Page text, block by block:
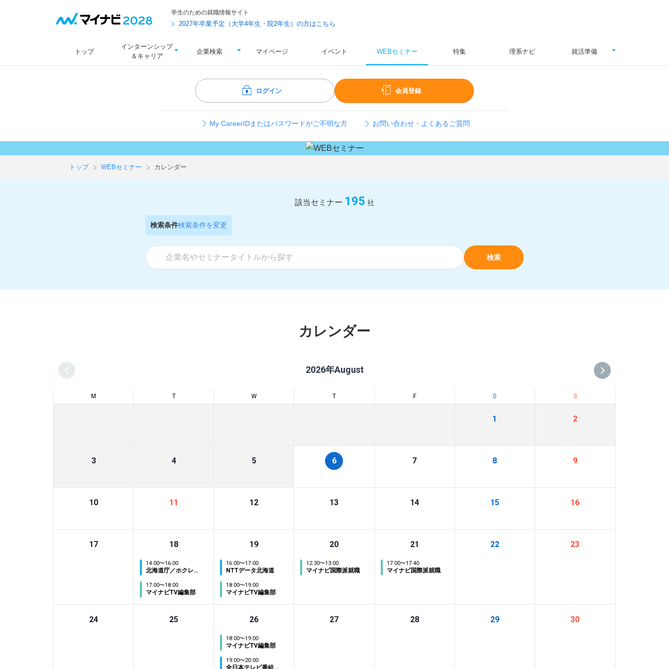
学生のための就職情報サイト
2027年卒業予定（大学4年生・院2年生）の方はこちら
トップ
インターンシップ
＆キャリア
企業検索 マイページ イベント WEBセミナー 特集 理系ナビ 就活準備
ログイン 会員登録
My CareerIDまたはパスワードがご不明な方 お問い合わせ・よくあるご質問
トップ WEBセミナー カレンダー
該当セミナー 195 社
検索条件検索条件を変更
検索
カレンダー
2026年August
M T W T F S S
1 2
3 4 5 6 7 8 9
10 11 12 13 14 15 16
17 18
14:00〜16:00
北海道庁／ホクレン農業協同組合連合会／北海道エアポート／北海道銀行／北海道電力・北海道電力ネットワーク
17:00〜18:00
マイナビTV編集部
19
16:00〜17:00
NTTデータ北海道
18:00〜19:00
マイナビTV編集部
20
12:30〜13:00
マイナビ国際派就職
21
17:00〜17:40
マイナビ国際派就職
22 23
24 25 26
18:00〜19:00
マイナビTV編集部
19:00〜20:00
全日本テレビ番組製作社連盟（ＡＴＰ）
27 28 29 30